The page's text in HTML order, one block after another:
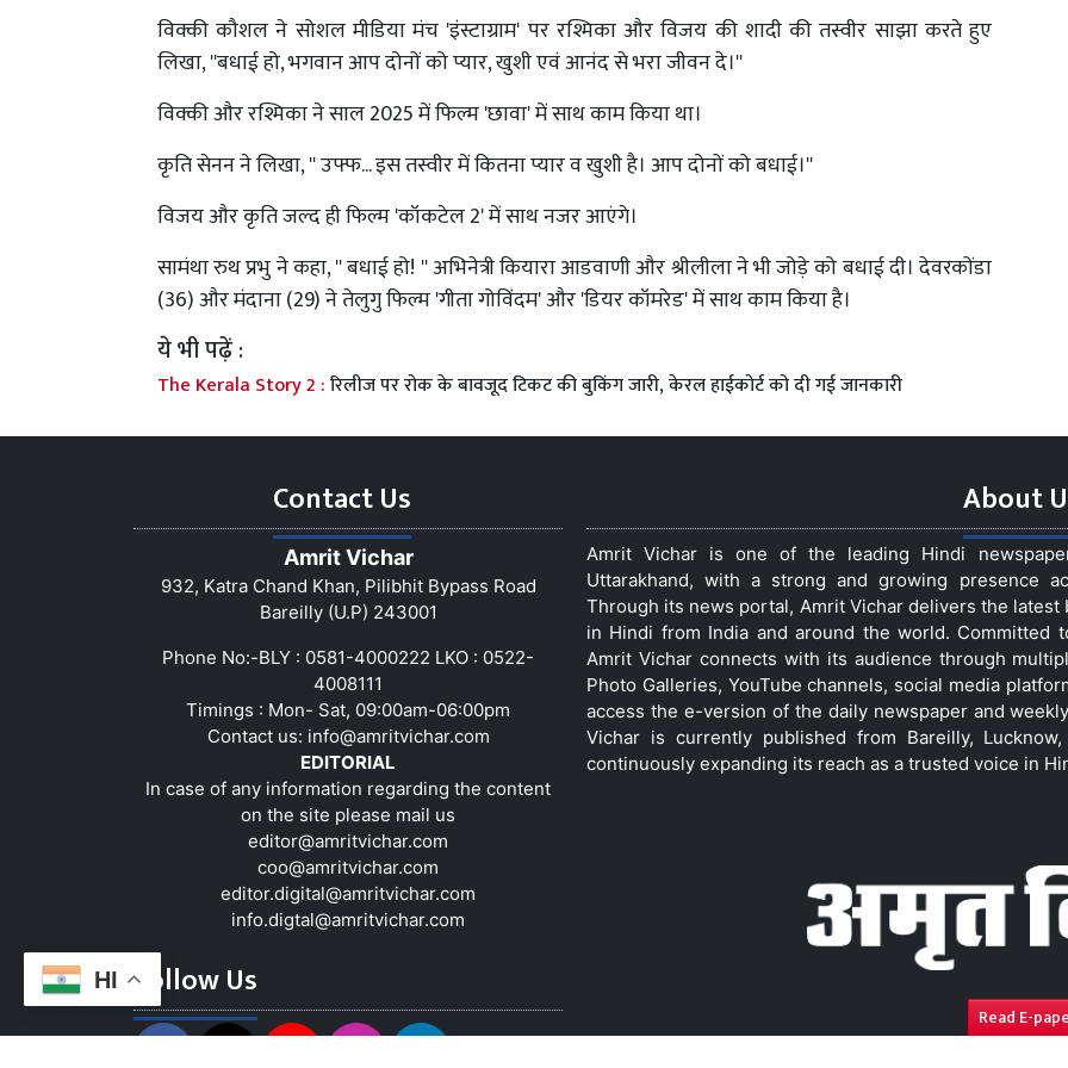
HI
विक्की कौशल ने सोशल मीडिया मंच 'इंस्टाग्राम' पर रश्मिका और विजय की शादी की तस्वीर साझा करते हुए
लिखा, ''बधाई हो, भगवान आप दोनों को प्यार, खुशी एवं आनंद से भरा जीवन दे।''
विक्की और रश्मिका ने साल 2025 में फिल्म 'छावा' में साथ काम किया था।
कृति सेनन ने लिखा, '' उफ्फ... इस तस्वीर में कितना प्यार व खुशी है। आप दोनों को बधाई।''
विजय और कृति जल्द ही फिल्म 'कॉकटेल 2' में साथ नजर आएंगे।
सामंथा रुथ प्रभु ने कहा, '' बधाई हो! '' अभिनेत्री कियारा आडवाणी और श्रीलीला ने भी जोड़े को बधाई दी। देवरकोंडा
(36) और मंदाना (29) ने तेलुगु फिल्म 'गीता गोविंदम' और 'डियर कॉमरेड' में साथ काम किया है।
ये भी पढ़ें :
The Kerala Story 2 :रिलीज पर रोक के बावजूद टिकट की बुकिंग जारी, केरल हाईकोर्ट को दी गई जानकारी
Contact Us
Amrit Vichar
932, Katra Chand Khan, Pilibhit Bypass Road
Bareilly (U.P) 243001
Phone No:-BLY : 0581-4000222 LKO : 0522-
4008111
Timings : Mon- Sat, 09:00am-06:00pm
Contact us: info@amritvichar.com
EDITORIAL
In case of any information regarding the content
on the site please mail us
editor@amritvichar.com
coo@amritvichar.com
editor.digital@amritvichar.com
info.digtal@amritvichar.com
Follow Us
About
Amrit Vichar is one of the leading Hindi
Uttarakhand, with a strong and growing presence
Through its news portal, Amrit Vichar delivers the
in Hindi from India and around the world. Committed
Amrit Vichar connects with its audience through
Photo Galleries, YouTube channels, social media
access the e-version of the daily newspaper and
Vichar is currently published from Bareilly,
continuously expanding its reach as a trusted voice in
Read E-